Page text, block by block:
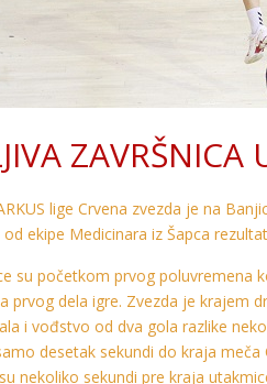
ZAVRŠNICA
lige Crvena zvezda je na
ekipe Medicinara iz Šapca
su početkom prvog poluvremena
prvog dela igre. Zvezda je krajem
i vođstvo od dva gola razlike
desetak sekundi do kraja
nekoliko sekundi pre kraja